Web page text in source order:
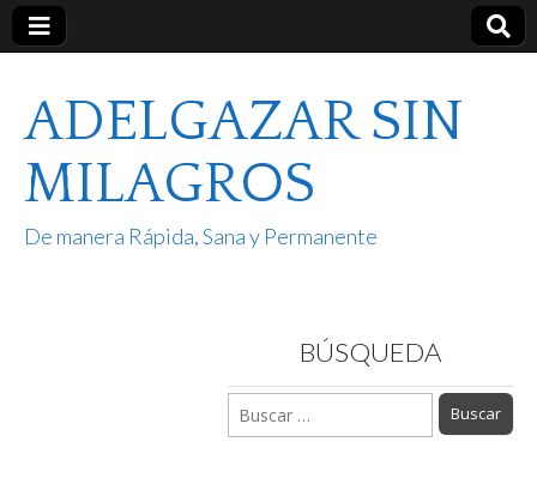
ADELGAZAR SIN
MILAGROS
De manera Rápida, Sana y Permanente
BÚSQUEDA
Buscar: